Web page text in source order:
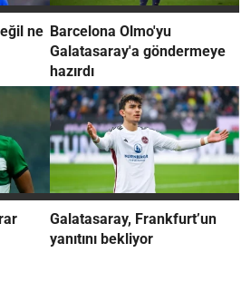
ne Barcelona Olmo'yu
Galatasaray'a göndermeye
hazırdı
Galatasaray, Frankfurt’un
yanıtını bekliyor